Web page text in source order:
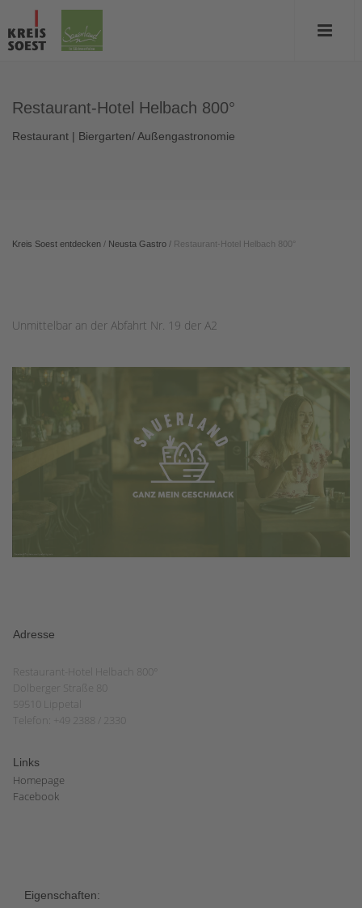
Restaurant-Hotel Helbach 800°
Restaurant | Biergarten/ Außengastronomie
Kreis Soest entdecken / Neusta Gastro / Restaurant-Hotel Helbach 800°
Unmittelbar an der Abfahrt Nr. 19 der A2
Adresse
Restaurant-Hotel Helbach 800°
Dolberger Straße 80
59510 Lippetal
Telefon: +49 2388 / 2330
Links
Homepage
Facebook
Eigenschaften: